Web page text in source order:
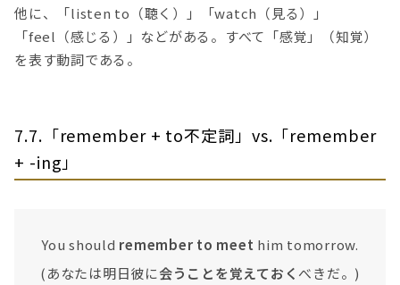
他に、「listen to（聴く）」「watch（見る）」
「feel（感じる）」などがある。すべて「感覚」（知覚）
を表す動詞である。
7.7.「remember + to不定詞」vs.「remember
+ -ing」
You should remember to meet him tomorrow.
(あなたは明日彼に会うことを覚えておく べきだ。)